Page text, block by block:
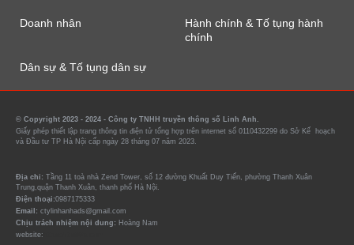
Doanh nhân
Hành chính & Tố tụng hành
chính
Dân sự & Tố tụng dân sự
© Copyright 2023 - 2024 - Công ty TNHH truyền thông số Linh Anh.
Giấy phép thiết lập trang thông tin điện tử tổng hợp trên internet số 0110432299 do Sở Kế hoạch
và Đầu tư TP Hà Nội cấp ngày 28 tháng 07 năm 2023.
Địa chỉ: Tầng 11 toà nhà Zend Tower, số 12 đường Khuất Duy Tiến, phường Thanh Xuân
Trung,quận Thanh Xuân, thanh phố Hà Nội.
Điện thoại:0987175333
Email: ctylinhanhads@gmail.com
Chịu trách nhiệm nội dung: Hoàng Nam
website: